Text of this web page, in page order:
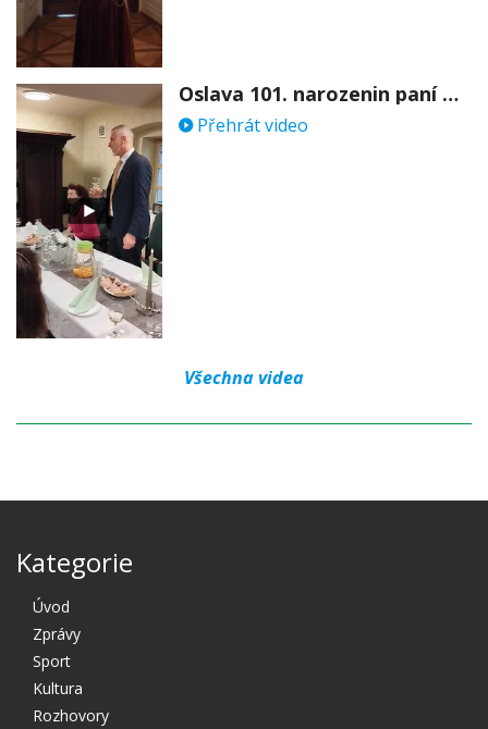
Oslava 101. narozenin paní Věry Skořepové
Přehrát video
Všechna videa
Kategorie
Úvod
Zprávy
Sport
Kultura
Rozhovory